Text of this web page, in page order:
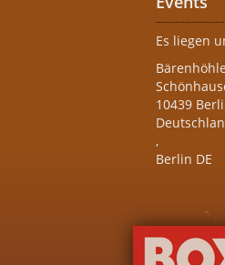
Es liegen
Bärenhöhle
10439
,
Berlin DE